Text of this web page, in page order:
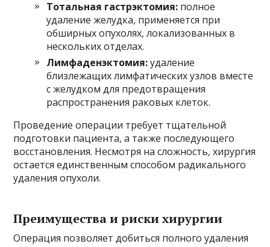
Тотальная гастрэктомия: полное
удаление желудка, применяется при
обширных опухолях, локализованных в
нескольких отделах.
Лимфаденэктомия:удаление
близлежащих лимфатических узлов вместе
с желудком для предотвращения
распространения раковых клеток.
Проведение операции требует тщательной
подготовки пациента, а также последующего
восстановления. Несмотря на сложность, хирургия
остается единственным способом радикального
удаления опухоли.
Преимущества и риски хирургии
Операция позволяет добиться полного удаления